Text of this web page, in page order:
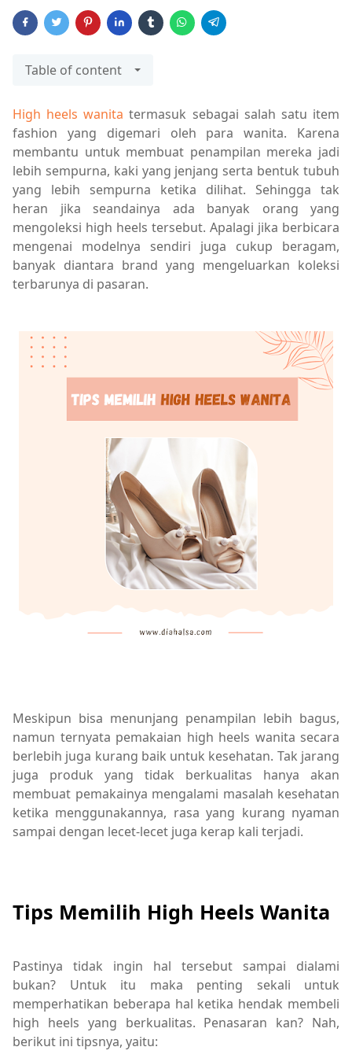
Table of content
High heels wanita termasuk sebagai salah satu item
fashion yang digemari oleh para wanita. Karena
membantu untuk membuat penampilan mereka jadi
lebih sempurna, kaki yang jenjang serta bentuk tubuh
yang lebih sempurna ketika dilihat. Sehingga tak
heran jika seandainya ada banyak orang yang
mengoleksi high heels tersebut. Apalagi jika berbicara
mengenai modelnya sendiri juga cukup beragam,
banyak diantara brand yang mengeluarkan koleksi
terbarunya di pasaran.
Meskipun bisa menunjang penampilan lebih bagus,
namun ternyata pemakaian high heels wanita secara
berlebih juga kurang baik untuk kesehatan. Tak jarang
juga produk yang tidak berkualitas hanya akan
membuat pemakainya mengalami masalah kesehatan
ketika menggunakannya, rasa yang kurang nyaman
sampai dengan lecet-lecet juga kerap kali terjadi.
Tips Memilih High Heels Wanita
Pastinya tidak ingin hal tersebut sampai dialami
bukan? Untuk itu maka penting sekali untuk
memperhatikan beberapa hal ketika hendak membeli
high heels yang berkualitas. Penasaran kan? Nah,
berikut ini tipsnya, yaitu: